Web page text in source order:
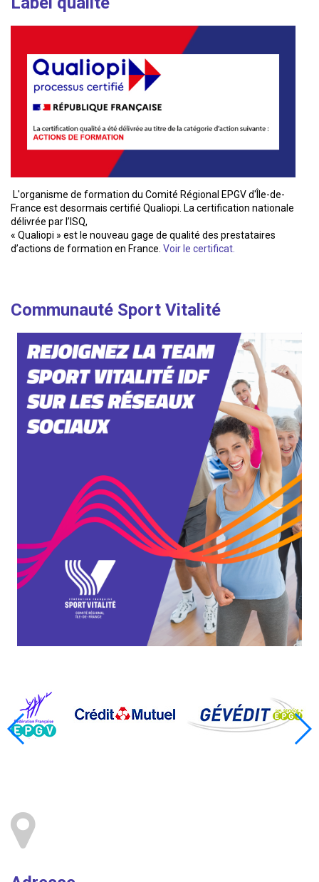
L'organisme de formation du Comité Régional EPGV d'Île-de-
France est desormais certifié Qualiopi. La certification nationale
délivrée par l’ISQ,
« Qualiopi » est le nouveau gage de qualité des prestataires
d’actions de formation en France. Voir le certificat.
Communauté Sport Vitalité